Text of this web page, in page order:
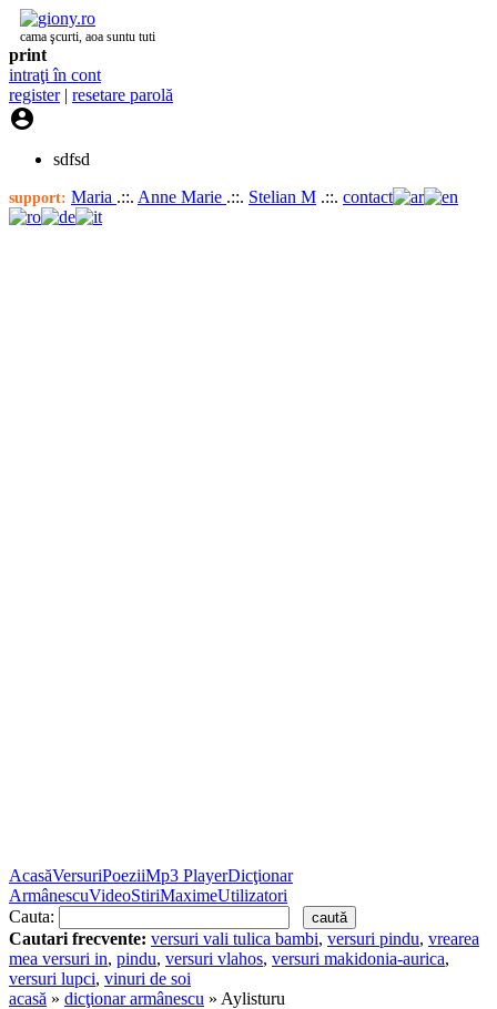
cama şcurti, aoa suntu tuti
print
intraţi în cont
register| resetare parolă

sdfsd
support: Maria .::. Anne Marie .::. Stelian M .::. contact
AcasăVersuriPoeziiMp3 PlayerDicţionar
ArmânescuVideoStiriMaximeUtilizatori
Cauta:
Cautari frecvente: versuri vali tulica bambi, versuri pindu, vrearea
mea versuri in, pindu, versuri vlahos, versuri makidonia-aurica,
versuri lupci, vinuri de soi
acasă » dicţionar armânescu » Aylisturu